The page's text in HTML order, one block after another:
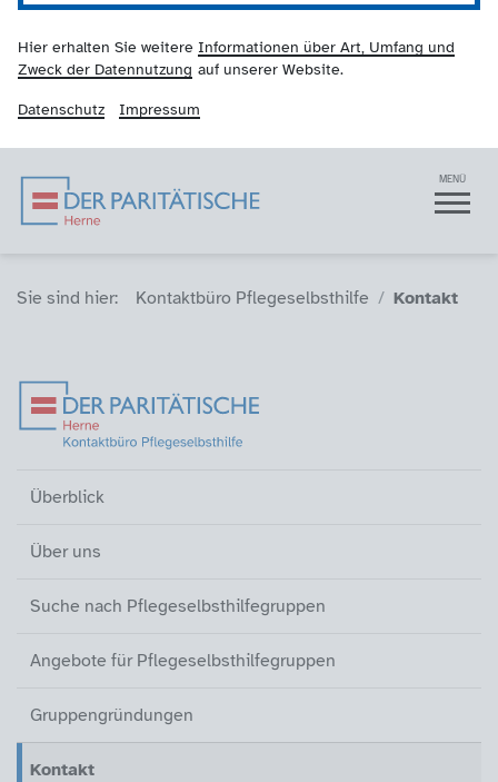
Hier erhalten Sie weitere Informationen über Art, Umfang und
Zweck der Datennutzung auf unserer Website.
Datenschutz Impressum
Der Paritätische
Navigation MENÜ
Sie sind hier (Breadcrumb)
Sie sind hier: Kontaktbüro Pflegeselbsthilfe Kontakt
Überblick
Überblick
Über uns
Über uns
Suche nach
Suche nach Pflegeselbsthilfegruppen
Angebote für
Angebote für Pflegeselbsthilfegruppen
Gruppengründungen
Gruppengründungen
Kontakt (aktiv)
Kontakt